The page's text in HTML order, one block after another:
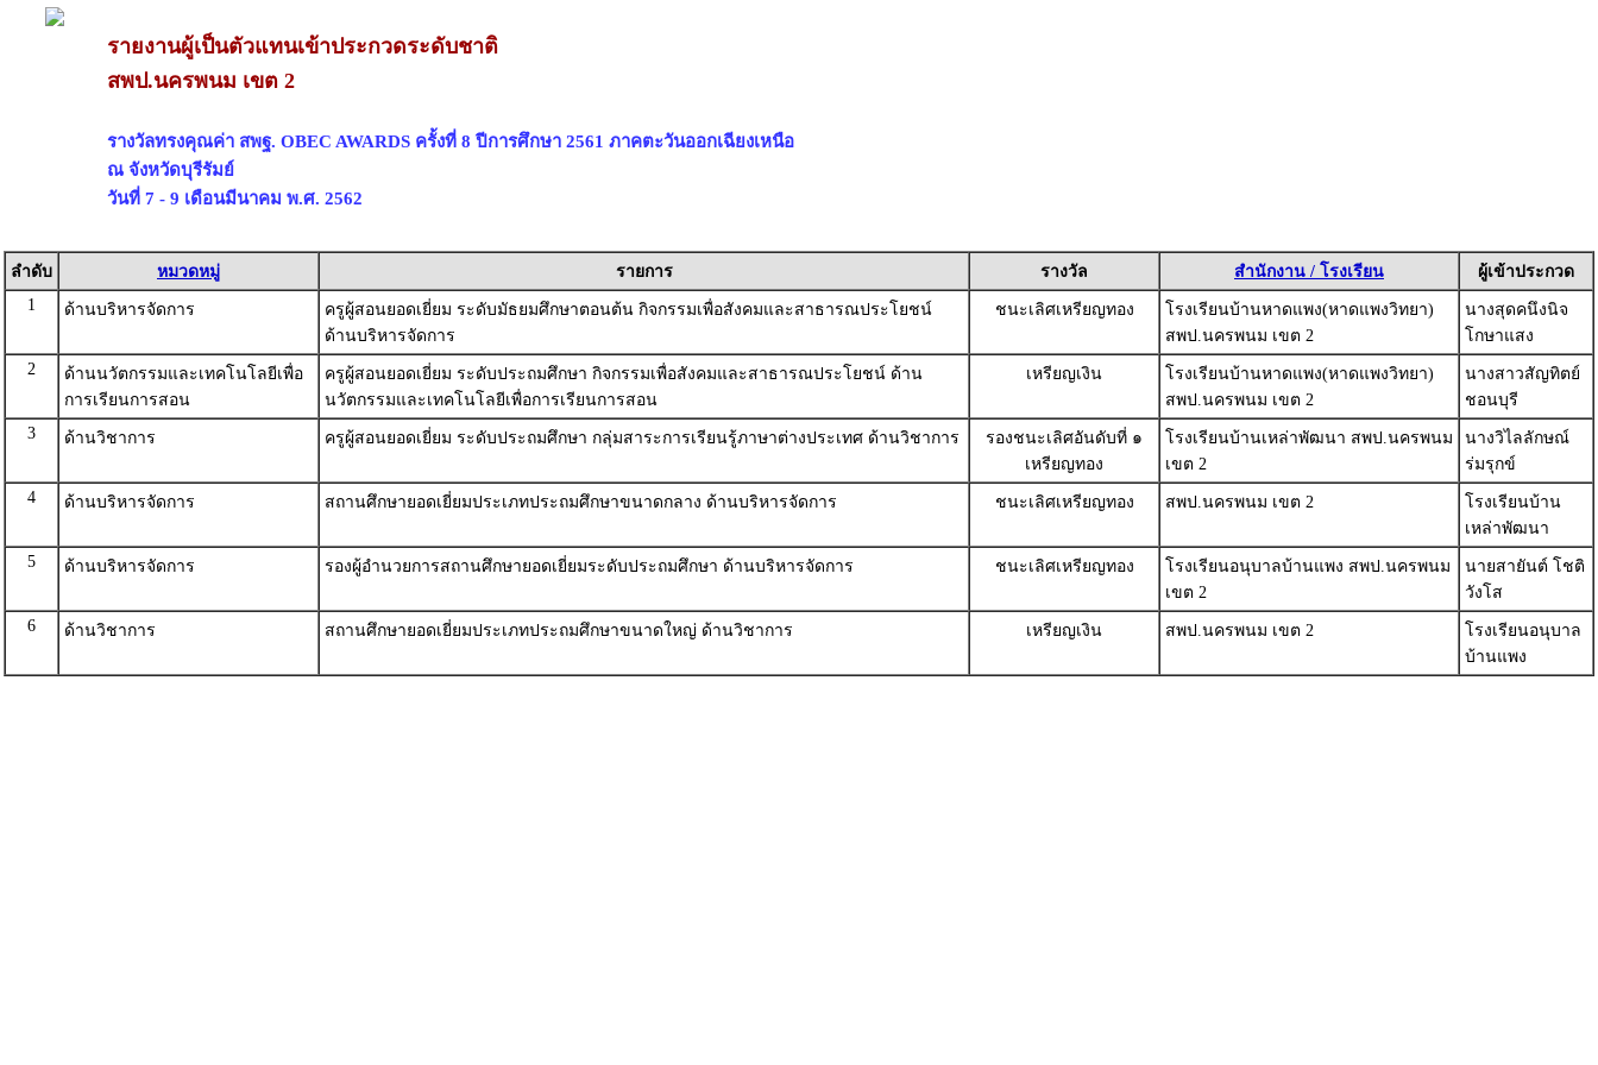
รายงานผู้เป็นตัวแทนเข้าประกวดระดับชาติ
สพป.นครพนม เขต 2
รางวัลทรงคุณค่า สพฐ. OBEC AWARDS ครั้งที่ 8 ปีการศึกษา 2561 ภาคตะวันออกเฉียงเหนือ
ณ จังหวัดบุรีรัมย์
วันที่ 7 - 9 เดือนมีนาคม พ.ศ. 2562
ลำดับ หมวดหมู่ รายการ รางวัล สำนักงาน / โรงเรียน
ผู้เข้าประกวด
1
ด้านบริหารจัดการ
ครูผู้สอนยอดเยี่ยม ระดับมัธยมศึกษาตอนต้น กิจกรรมเพื่อสังคมและสาธารณประโยชน์
ด้านบริหารจัดการ
ชนะเลิศเหรียญทอง
โรงเรียนบ้านหาดแพง(หาดแพงวิทยา)
สพป.นครพนม เขต 2
นางสุดคนึงนิจ
โกษาแสง
2
ด้านนวัตกรรมและเทคโนโลยีเพื่อ
การเรียนการสอน
ครูผู้สอนยอดเยี่ยม ระดับประถมศึกษา กิจกรรมเพื่อสังคมและสาธารณประโยชน์ ด้าน
นวัตกรรมและเทคโนโลยีเพื่อการเรียนการสอน
เหรียญเงิน
โรงเรียนบ้านหาดแพง(หาดแพงวิทยา)
สพป.นครพนม เขต 2
นางสาวสัญทิตย์
ชอนบุรี
3
ด้านวิชาการ ครูผู้สอนยอดเยี่ยม ระดับประถมศึกษา กลุ่มสาระการเรียนรู้ภาษาต่างประเทศ ด้านวิชาการ
รองชนะเลิศอันดับที่ ๑
เหรียญทอง
โรงเรียนบ้านเหล่าพัฒนา สพป.นครพนม
เขต 2
นางวิไลลักษณ์
ร่มรุกข์
4
ด้านบริหารจัดการ สถานศึกษายอดเยี่ยมประเภทประถมศึกษาขนาดกลาง ด้านบริหารจัดการ ชนะเลิศเหรียญทอง สพป.นครพนม เขต 2
โรงเรียนบ้าน
เหล่าพัฒนา
5
ด้านบริหารจัดการ รองผู้อำนวยการสถานศึกษายอดเยี่ยมระดับประถมศึกษา ด้านบริหารจัดการ ชนะเลิศเหรียญทอง
โรงเรียนอนุบาลบ้านแพง สพป.นครพนม
เขต 2
นายสายันต์ โชติ
วังโส
6
ด้านวิชาการ สถานศึกษายอดเยี่ยมประเภทประถมศึกษาขนาดใหญ่ ด้านวิชาการ เหรียญเงิน สพป.นครพนม เขต 2
โรงเรียนอนุบาล
บ้านแพง